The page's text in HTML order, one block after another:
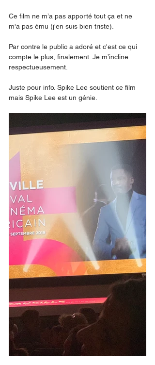
Ce film ne m’a pas apporté tout ça et ne
m'a pas ému (j'en suis bien triste).
Par contre le public a adoré et c'est ce qui
compte le plus, finalement. Je m’incline
respectueusement.
Juste pour info. Spike Lee soutient ce film
mais Spike Lee est un génie.